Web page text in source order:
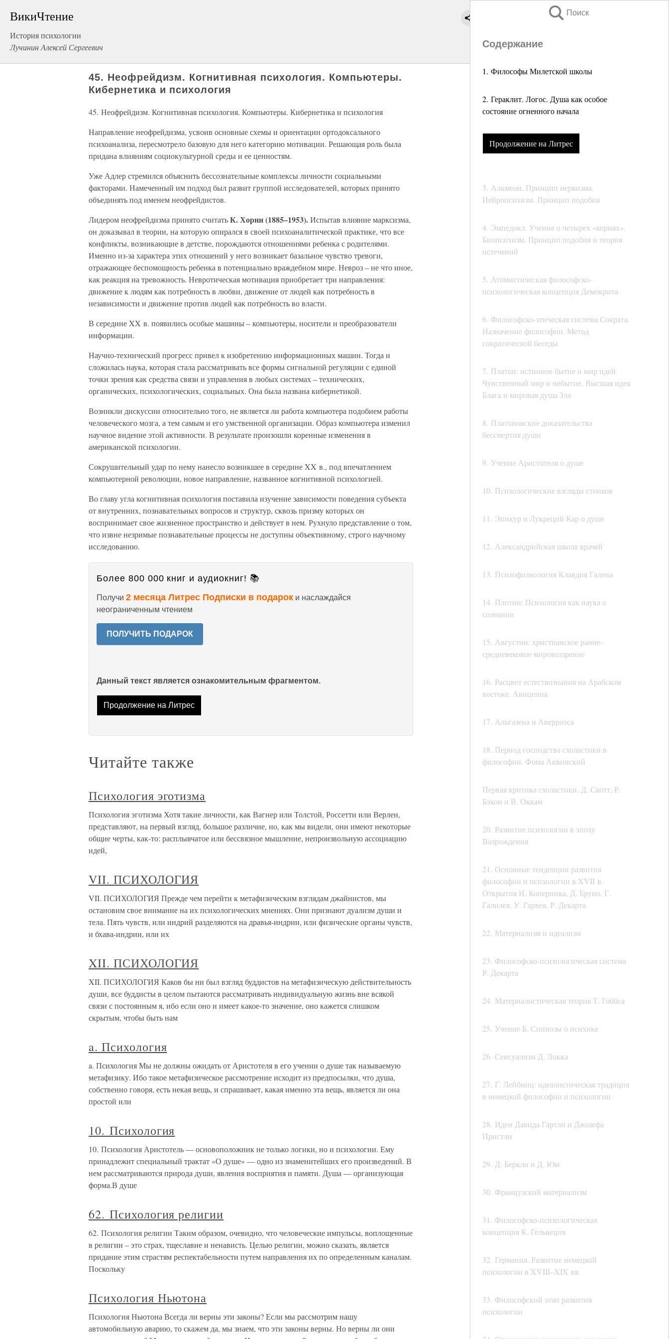
ВикиЧтение
История психологии
Лучинин Алексей Сергеевич
Поиск
Содержание
1. Философы Милетской школы
2. Гераклит. Логос. Душа как особое
состояние огненного начала
Продолжение на Литрес
3. Алкмеон. Принцип нервизма.
Нейропсихизм. Принцип подобия
4. Эмпедокл. Учение о четырех «корнях».
Биопсихизм. Принцип подобия и теория
истечений
5. Атомистическая философско-
психологическая концепция Демокрита
6. Философско-этическая система Сократа.
Назначение философии. Метод
сократической беседы
7. Платон: истинное бытие и мир идей.
Чувственный мир и небытие. Высшая идея
Блага и мировая душа Зла
8. Платоновские доказательства
бессмертия души
9. Учение Аристотеля о душе
10. Психологические взгляды стоиков
11. Эпикур и Лукреций Кар о душе
12. Александрийская школа врачей
13. Психофизиология Клавдия Галена
14. Плотин: Психология как наука о
сознании
15. Августин: христианское ранне-
средневековое мировоззрение
16. Расцвет естествознания на Арабском
востоке. Авиценна
17. Альгазена и Аверроэса
18. Период господства схоластики в
философии. Фома Аквинский
Первая критика схоластики. Д. Скотт, Р.
Бэкон и В. Оккам
20. Развитие психологии в эпоху
Возрождения
21. Основные тенденции развития
философии и психологии в XVII в.
Открытия Н. Коперника, Д. Бруно, Г.
Галилея, У. Гарвея, Р. Декарта
22. Материализм и идеализм
23. Философско-психологическая система
Р. Декарта
24. Материалистическая теория Т. Гоббса
25. Учение Б. Спинозы о психике
26. Сенсуализм Д. Локка
27. Г. Лейбниц: идеалистическая традиция
в немецкой философии и психологии
28. Идеи Давида Гартли и Джозефа
Пристли
29. Д. Беркли и Д. Юм
30. Французский материализм
31. Философско-психологическая
концепция К. Гельвеция
32. Германия. Развитие немецкой
психологии в XVIII–XIX вв
33. Философский этап развития
психологии
45. Неофрейдизм. Когнитивная психология. Компьютеры.
Кибернетика и психология
45. Неофрейдизм. Когнитивная психология. Компьютеры. Кибернетика и психология
Направление неофрейдизма, усвоив основные схемы и ориентации ортодоксального
психоанализа, пересмотрело базовую для него категорию мотивации. Решающая роль была
придана влияниям социокультурной среды и ее ценностям.
Уже Адлер стремился объяснить бессознательные комплексы личности социальными
факторами. Намеченный им подход был развит группой исследователей, которых принято
объединять под именем неофрейдистов.
Лидером неофрейдизма принято считатьК. Хорни (1885–1953).Испытав влияние марксизма,
он доказывал в теории, на которую опирался в своей психоаналитической практике, что все
конфликты, возникающие в детстве, порождаются отношениями ребенка с родителями.
Именно из-за характера этих отношений у него возникает базальное чувство тревоги,
отражающее беспомощность ребенка в потенциально враждебном мире. Невроз – не что иное,
как реакция на тревожность. Невротическая мотивация приобретает три направления:
движение к людям как потребность в любви, движение от людей как потребность в
независимости и движение против людей как потребность во власти.
В середине XX в. появились особые машины – компьютеры, носители и преобразователи
информации.
Научно-технический прогресс привел к изобретению информационных машин. Тогда и
сложилась наука, которая стала рассматривать все формы сигнальной регуляции с единой
точки зрения как средства связи и управления в любых системах – технических,
органических, психологических, социальных. Она была названа кибернетикой.
Возникли дискуссии относительно того, не является ли работа компьютера подобием работы
человеческого мозга, а тем самым и его умственной организации. Образ компьютера изменил
научное видение этой активности. В результате произошли коренные изменения в
американской психологии.
Сокрушительный удар по нему нанесло возникшее в середине XX в., под впечатлением
компьютерной революции, новое направление, названное когнитивной психологией.
Во главу угла когнитивная психология поставила изучение зависимости поведения субъекта
от внутренних, познавательных вопросов и структур, сквозь призму которых он
воспринимает свое жизненное пространство и действует в нем. Рухнуло представление о том,
что извне незримые познавательные процессы не доступны объективному, строго научному
исследованию.
Более 800 000 книг и аудиокниг! 📚
Получи 2 месяца Литрес Подписки в подарок и наслаждайся
неограниченным чтением
ПОЛУЧИТЬ ПОДАРОК
Данный текст является ознакомительным фрагментом.
Продолжение на Литрес
Читайте также
Психология эготизма
Психология эготизма Хотя такие личности, как Вагнер или Толстой, Россетти или Верлен,
представляют, на первый взгляд, большое различие, но, как мы видели, они имеют некоторые
общие черты, как-то: расплывчатое или бессвязное мышление, непроизвольную ассоциацию
идей,
VII. ПСИХОЛОГИЯ
VII. ПСИХОЛОГИЯ Прежде чем перейти к метафизическим взглядам джайнистов, мы
остановим свое внимание на их психологических мнениях. Они признают дуализм души и
тела. Пять чувств, или индрий разделяются на дравья-индрии, или физические органы чувств,
и бхава-индрии, или их
XII. ПСИХОЛОГИЯ
XII. ПСИХОЛОГИЯ Каков бы ни был взгляд буддистов на метафизическую действительность
души, все буддисты в целом пытаются рассматривать индивидуальную жизнь вне всякой
связи с постоянным я, ибо если оно и имеет какое-то значение, оно кажется слишком
скрытым, чтобы быть нам
a. Психология
a. Психология Мы не должны ожидать от Аристотеля в его учении о душе так называемую
метафизику. Ибо такое метафизическое рассмотрение исходит из предпосылки, что душа,
собственно говоря, есть некая вещь, и спрашивает, какая именно эта вещь, является ли она
простой или
10. Психология
10. Психология Аристотель — основоположник не только логики, но и психологии. Ему
принадлежит специальный трактат «О душе» — одно из знаменитейших его произведений. В
нем рассматриваются природа души, явления восприятия и памяти. Душа — организующая
форма.В душе
62. Психология религии
62. Психология религии Таким образом, очевидно, что человеческие импульсы, воплощенные
в религии – это страх, тщеславие и ненависть. Целью религии, можно сказать, является
придание этим страстям респектабельности путем направления их по определенным каналам.
Поскольку
Психология Ньютона
Психология Ньютона Всегда ли верны эти законы? Если мы рассмотрим нашу
автомобильную аварию, то скажем да, мы знаем, что эти законы верны. Но верны ли они